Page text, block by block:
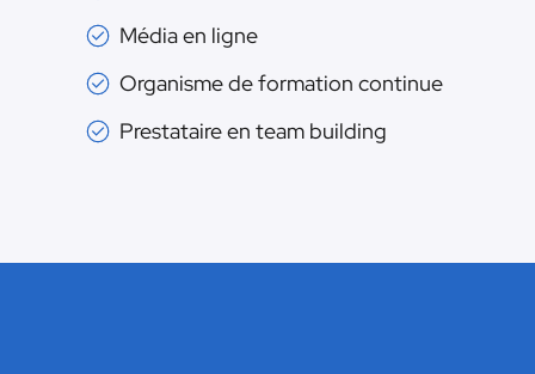
Média en ligne
Organisme de formation continue
Prestataire en team building